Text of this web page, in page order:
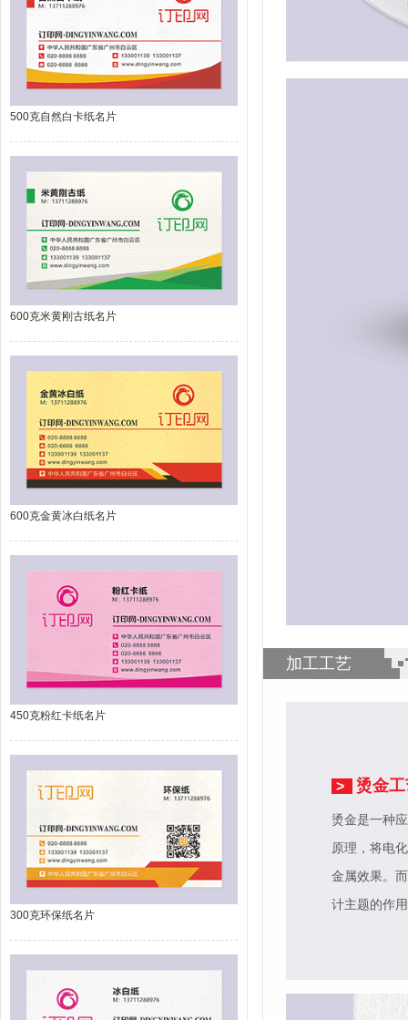
500克自然白卡纸名片
600克米黄刚古纸名片
600克金黄冰白纸名片
450克粉红卡纸名片
300克环保纸名片
加工工艺
> 烫金
烫金是一种
原理，将电
金属效果。
计主题的作